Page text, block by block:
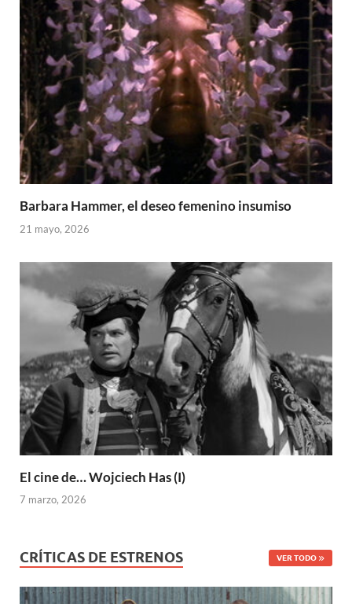
Barbara Hammer, el deseo femenino insumiso
21 mayo, 2026
El cine de… Wojciech Has (I)
7 marzo, 2026
CRÍTICAS DE ESTRENOS VER TODO